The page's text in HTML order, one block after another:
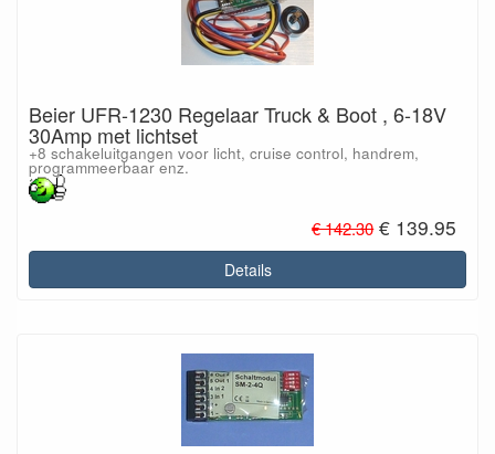
Beier UFR-1230 Regelaar Truck & Boot , 6-18V
30Amp met lichtset
+8 schakeluitgangen voor licht, cruise control, handrem,
programmeerbaar enz.
€ 142.30€ 139.95
Details